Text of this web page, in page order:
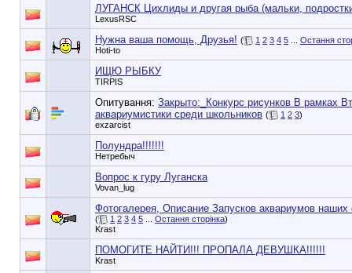
ЛУГАНСК Цихлиды и другая рыба (мальки,
LexusRSC
Нужна ваша помощь, Друзья! ( 1 2 3 4 5
Остання
Hoti-to
ИЩЮ РЫБКУ
TIRPIS
Опитування: Закрыто:_
Конкурс рисунков В рамках
аквариумистики среди школьников ( 1 2 3)
exzarcist
Полундра!!!!!!!
Нетребыч
Вопрос к гуру Луганска
Vovan_lug
Фотогалерея, Описание Запусков аквариумов
( 1 2 3 4 5 Остання сторінка)
Krast
ПОМОГИТЕ НАЙТИ!!! ПРОПАЛА ДЕВУШКА!!!!!!
Krast